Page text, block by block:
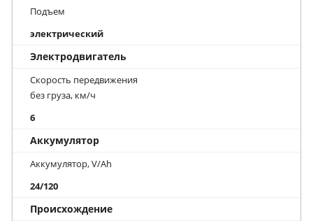
Подъем
электрический
Электродвигатель
Скорость передвижения
без груза, км/ч
6
Аккумулятор
Аккумулятор, V/Ah
24/120
Происхождение